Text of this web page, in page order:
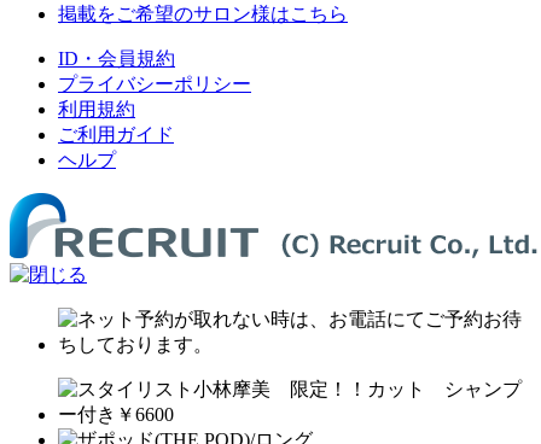
掲載をご希望のサロン様はこちら
ID・会員規約
プライバシーポリシー
利用規約
ご利用ガイド
ヘルプ